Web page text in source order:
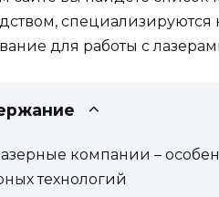
специализируются
для работы с
компании –
технологий